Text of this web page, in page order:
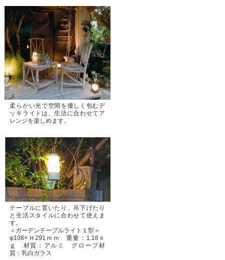
柔らかい光で空間を優しく包むデ
ッキライトは、生活に合わせてア
レンジを楽しめます。
テーブルに置いたり、吊下げたり
と生活スタイルに合わせて使えま
す。
＜ガーデンテーブルライト１型＞
φ108×Ｈ291ｍｍ 重量：1.18ｋ
ｇ 材質：アルミ グローブ材
質：乳白ガラス